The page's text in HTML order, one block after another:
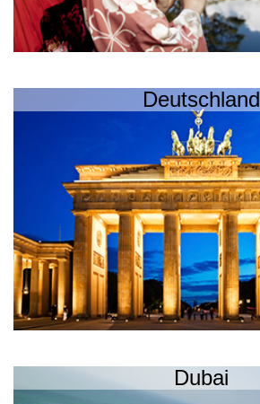
Deutschland
Dubai